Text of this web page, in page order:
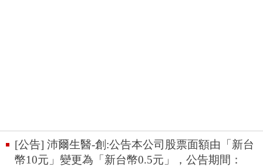
[公告] 沛爾生醫-創:公告本公司股票面額由「新台
幣10元」變更為「新台幣0.5元」，公告期間：